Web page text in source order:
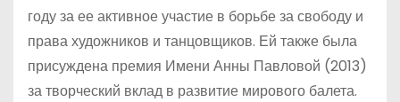
году за ее активное участие в борьбе за свободу и
права художников и танцовщиков. Ей также была
присуждена премия Имени Анны Павловой (2013)
за творческий вклад в развитие мирового балета.